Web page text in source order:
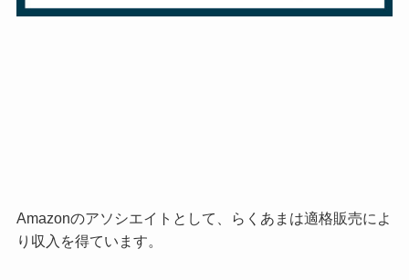
Amazonのアソシエイトとして、らくあまは適格販売によ
り収入を得ています。